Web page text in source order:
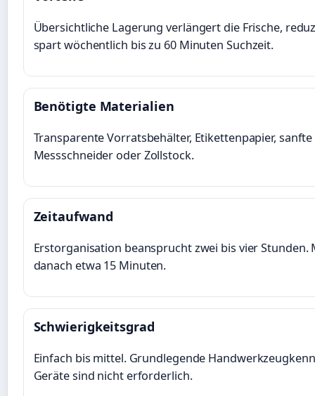
Übersichtliche Lagerung verlängert die Frische,
spart wöchentlich bis zu 60 Minuten Suchzeit.
Benötigte Materialien
Transparente Vorratsbehälter, Etikettenpapier,
Messschneider oder Zollstock.
Zeitaufwand
Erstorganisation beansprucht zwei bis vier
danach etwa 15 Minuten.
Schwierigkeitsgrad
Einfach bis mittel. Grundlegende
Geräte sind nicht erforderlich.